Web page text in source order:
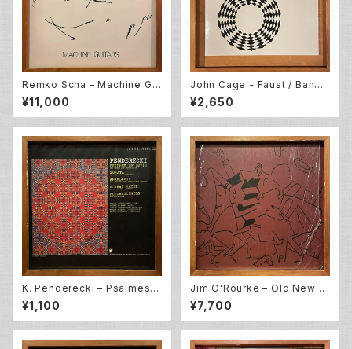
Remko Scha – Machine Gui
tars (LP)
¥11,000
John Cage - Faust / Band
Of Pain – Radio Music (10E
P)
¥2,650
K. Penderecki – Psalmes O
f David + Anaklasis + Sona
ta Per Cello E Orchestra +
Fluorescences + Stabat M
¥1,100
Jim O'Rourke – Old News
No. 6 (2LP)
¥7,700